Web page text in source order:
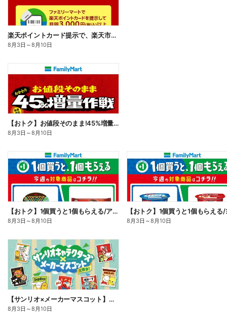
楽天ポイントカード提示で、楽天市場でのお買い物がおトクに!
8月3日 ～8月10日
【おトク】お値段そのまま!45%増量作戦!
8月3日 ～8月10日
【おトク】1個買うと1個もらえる/アイス
8月3日 ～8月10日 8月3日 ～8月10日
【サンリオ×メーカーマスコット】オリジナルグッズ貰える!
8月3日 ～8月10日